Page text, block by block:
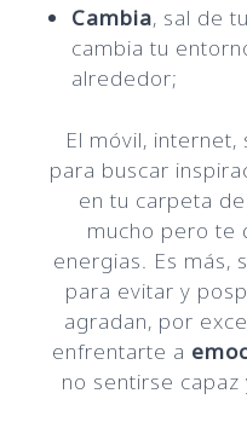
Cambia, sal de
cambia tu
alrededor;
El móvil,
para buscar
en tu carpeta
mucho pero te
energias. Es más,
para evitar y
agradan, por
enfrentarte a
no sentirse